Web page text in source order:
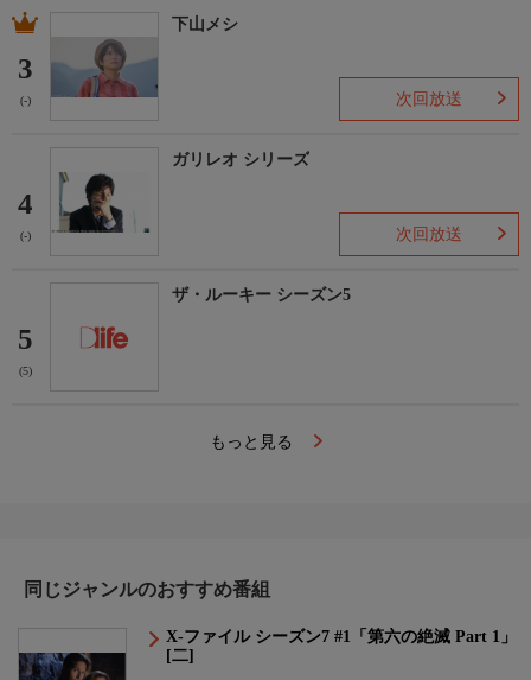
3
(-)
下山メシ
次回放送
4
(-)
ガリレオ シリーズ
次回放送
5
(5)
ザ・ルーキー シーズン5
もっと見る
同じジャンルのおすすめ番組
X-ファイル シーズン7 #1「第六の絶滅 Part 1」
[二]